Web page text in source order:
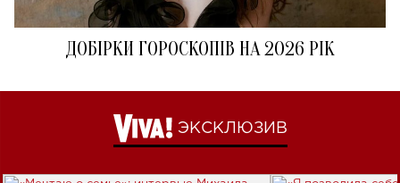
ДОБІРКИ ГОРОСКОПІВ НА 2026 РІК
ЭКСКЛЮЗИВ